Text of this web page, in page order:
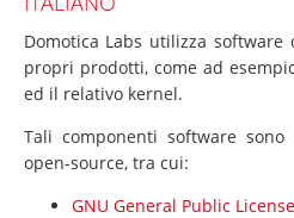
Domotica Labs utilizza
propri prodotti, come ad
ed il relativo kernel.
Tali componenti software
open-source, tra cui:
GNU General Public License